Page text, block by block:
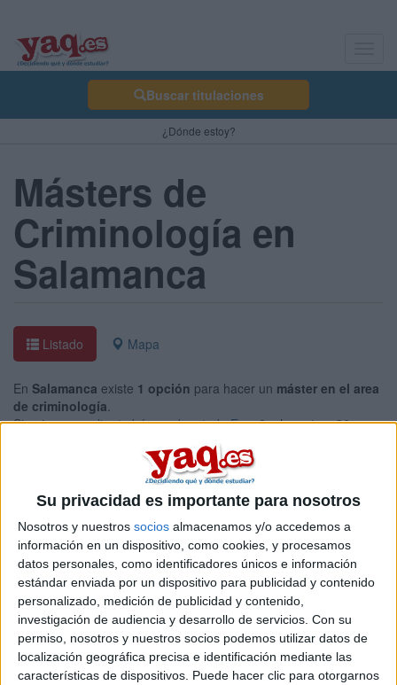
Su privacidad es importante para nosotros
Nosotros y nuestros socios almacenamos y/o accedemos a
información en un dispositivo, como cookies, y procesamos
datos personales, como identificadores únicos e información
estándar enviada por un dispositivo para publicidad y contenido
personalizado, medición de publicidad y contenido,
investigación de audiencia y desarrollo de servicios. Con su
permiso, nosotros y nuestros socios podemos utilizar datos de
localización geográfica precisa e identificación mediante las
características de dispositivos. Puede hacer clic para otorgarnos
Buscar titulaciones
¿Dónde estoy?
Másters de
Criminología en
Salamanca
Listado Mapa
En Salamanca existe 1 opción para hacer un máster en el area
de criminología.
Si quieresampliar tu búsqueda a toda España, hay otros 36
másters en criminología entre los que puedes elegir. Estos
estudios están asociados a la rama de Ciencias sociales y
Presencial |Salamanca
Máster Universitario en
Seguridad y Función Policial
UNIVERSIDAD DE SALAMANCA
(Universidad Pública)
Tipo: Máster
Pídeles información ¡GRATIS!
Seleccionar por provincia